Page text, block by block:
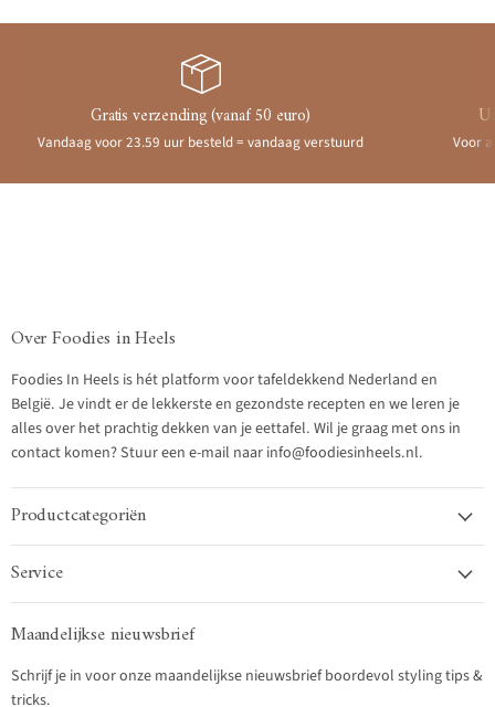
Gratis verzending (vanaf 50 euro)
Vandaag voor 23.59 uur besteld = vandaag verstuurd Voor
Over Foodies in Heels
Foodies In Heels is hét platform voor tafeldekkend Nederland en
België. Je vindt er de lekkerste en gezondste recepten en we leren je
alles over het prachtig dekken van je eettafel. Wil je graag met ons in
contact komen? Stuur een e-mail naar info@foodiesinheels.nl.
Productcategoriën
Service
Maandelijkse nieuwsbrief
Schrijf je in voor onze maandelijkse nieuwsbrief boordevol styling tips &
tricks.